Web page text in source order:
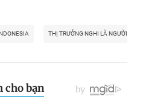
THỊ TRƯỞNG NGHI LÀ NGƯỜI